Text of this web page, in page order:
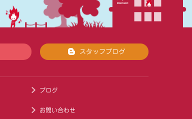
スタッフブログ
ブログ
お問い合わせ